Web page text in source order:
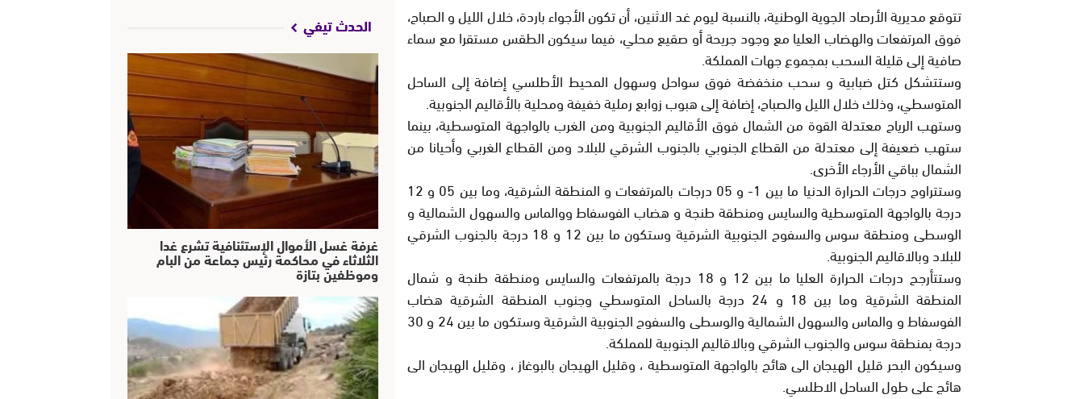
تتوقع مديرية الأرصاد الجوية الوطنية، بالنسبة ليوم غد الاثنين، أن تكون الأجواء باردة، خلال الليل و الصباح،
فوق المرتفعات والهضاب العليا مع وجود جريحة أو صقيع محلي، فيما سيكون الطقس مستقرا مع سماء
صافية إلى قليلة السحب بمجموع جهات المملكة.
وستتشكل كتل ضبابية و سحب منخفضة فوق سواحل وسهول المحيط الأطلسي إضافة إلى الساحل
المتوسطي، وذلك خلال الليل والصباح، إضافة إلى هبوب زوابع رملية خفيفة ومحلية بالأقاليم الجنوبية.
وستهب الرياح معتدلة القوة من الشمال فوق الأقاليم الجنوبية ومن الغرب بالواجهة المتوسطية، بينما
ستهب ضعيفة إلى معتدلة من القطاع الجنوبي بالجنوب الشرقي للبلاد ومن القطاع الغربي وأحيانا من
الشمال بباقي الأرجاء الأخرى.
وستتراوح درجات الحرارة الدنيا ما بين 1- و 05 درجات بالمرتفعات و المنطقة الشرقية، وما بين 05 و 12
درجة بالواجهة المتوسطية والسايس ومنطقة طنجة و هضاب الفوسفاط ووالماس والسهول الشمالية و
الوسطى ومنطقة سوس والسفوح الجنوبية الشرقية وستكون ما بين 12 و 18 درجة بالجنوب الشرقي
للبلاد وبالاقاليم الجنوبية.
وستتأرجح درجات الحرارة العليا ما بين 12 و 18 درجة بالمرتفعات والسايس ومنطقة طنجة و شمال
المنطقة الشرقية وما بين 18 و 24 درجة بالساحل المتوسطي وجنوب المنطقة الشرقية هضاب
الفوسفاط و والماس والسهول الشمالية والوسطى والسفوح الجنوبية الشرقية وستكون ما بين 24 و 30
درجة بمنطقة سوس والجنوب الشرقي وبالاقاليم الجنوبية للمملكة.
وسيكون البحر قليل الهيجان الى هائج بالواجهة المتوسطية ، وقليل الهيجان بالبوغاز ، وقليل الهيجان الى
هائج على طول الساحل الاطلسي.
الحدث تيفي
غرفة غسل الأموال الإستئنافية تشرع غدا
الثلاثاء في محاكمة رئيس جماعة من البام
وموظفين بتازة